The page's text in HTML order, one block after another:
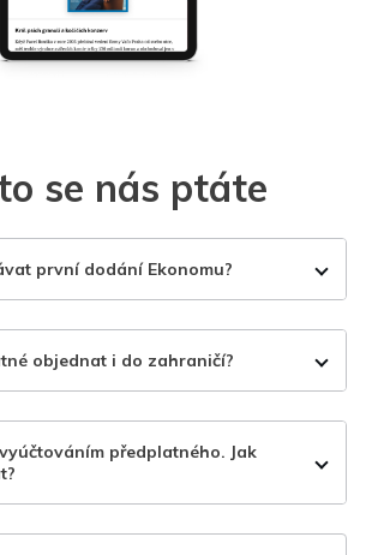
se nás ptáte
první dodání Ekonomu?
objednat i do zahraničí?
předplatného. Jak